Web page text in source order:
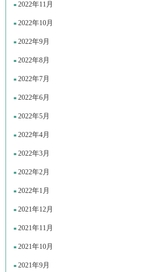
2022年11月
2022年10月
2022年9月
2022年8月
2022年7月
2022年6月
2022年5月
2022年4月
2022年3月
2022年2月
2022年1月
2021年12月
2021年11月
2021年10月
2021年9月